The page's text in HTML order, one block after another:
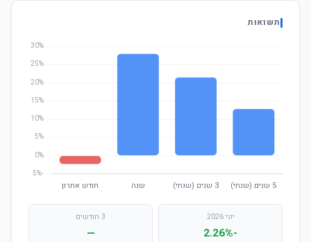
תשואות
יוני 2026
-2.26%
3 חודשים
—